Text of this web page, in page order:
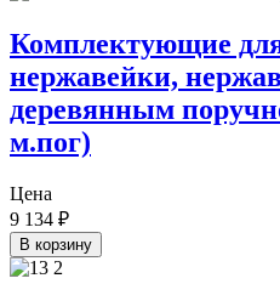
Комплектующие
нержавейки,
деревянным
м.пог)
Цена
9 134 ₽
В корзину